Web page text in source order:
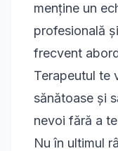
menține un
profesională
frecvent
Terapeutul te
sănătoase și
nevoi fără a
Nu în ultimul